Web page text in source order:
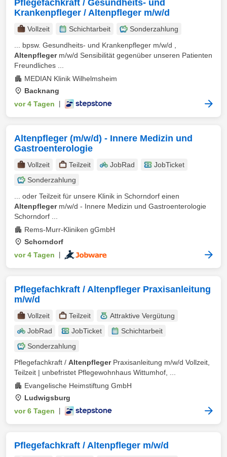
Pflegefachkraft / Gesundheits- und
Krankenpfleger / Altenpfleger m/w/d
Vollzeit Schichtarbeit
Sonderzahlung
... bpsw. Gesundheits- und Krankenpfleger m/w/d ,
Altenpflegerm/w/d Sensibilität gegenüber unseren Patienten
Freundliches ...
MEDIAN Klinik Wilhelmsheim
Backnang
vor 4 Tagen
Altenpfleger (m/w/d) - Innere Medizin und
Gastroenterologie
Vollzeit Teilzeit JobRad
JobTicket
Sonderzahlung
... oder Teilzeit für unsere Klinik in Schorndorf einen
Altenpflegerm/w/d - Innere Medizin und Gastroenterologie
Schorndorf ...
Rems-Murr-Kliniken gGmbH
Schorndorf
vor 4 Tagen
Pflegefachkraft / Altenpfleger Praxisanleitung
m/w/d
Vollzeit Teilzeit
Attraktive Vergütung
JobRad
JobTicket
Schichtarbeit
Sonderzahlung
Pflegefachkraft / AltenpflegerPraxisanleitung m/w/d Vollzeit,
Teilzeit | unbefristet Pflegewohnhaus Wittumhof, ...
Evangelische Heimstiftung GmbH
Ludwigsburg
vor 6 Tagen
Pflegefachkraft / Altenpfleger m/w/d